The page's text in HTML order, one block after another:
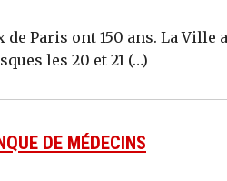
de Paris ont 150 ans. La
les 20 et 21 (…)
DE MÉDECINS